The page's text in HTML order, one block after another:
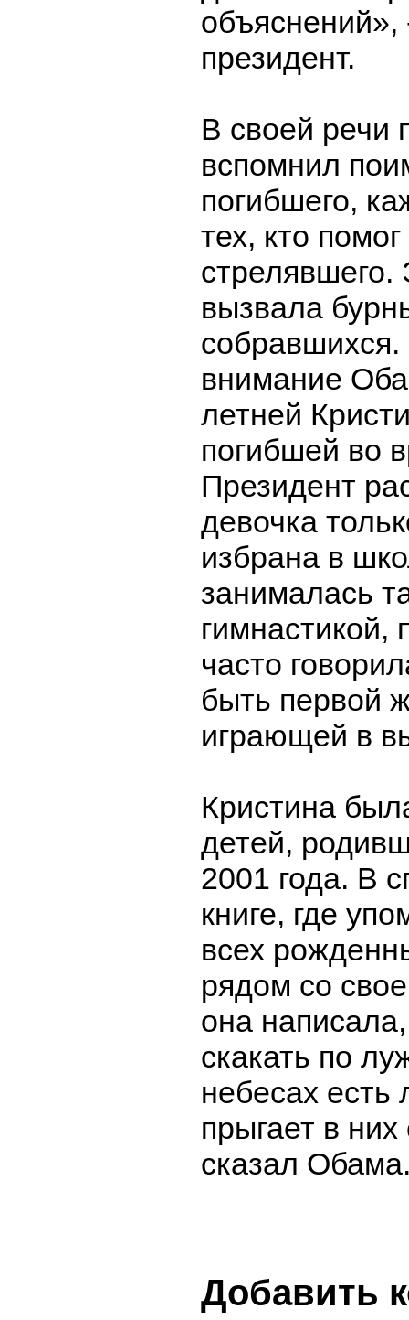
объяснений»,
президент.
В своей речи
вспомнил
погибшего,
тех, кто
стрелявшего.
вызвала
внимание
летней
погибшей во
Президент
девочка
избрана в
занималась
гимнастикой,
часто
быть первой
играющей в
Кристина
детей,
2001 года. В
книге, где
всех
рядом со
она
скакать по
небесах есть
прыгает в них
сказал
Добавить